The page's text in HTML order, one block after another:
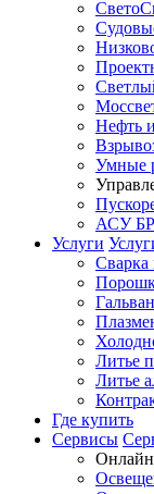
Нефть
Умные
АСУ
Услуги
Сварка
Литье
Литье
Где купить
Сервисы